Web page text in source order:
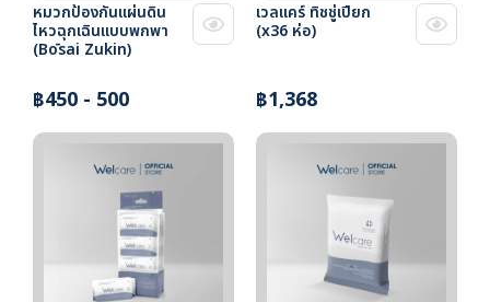
หมวกป้องกันแผ่นดิน
ไหวฉุกเฉินแบบพกพา
(Bōsai Zukin)
฿450 - 500
เวลแคร์ ทิชชู่เปียก
(x36 ห่อ)
฿1,368